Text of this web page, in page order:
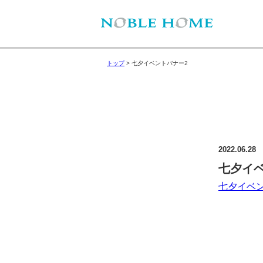
トップ> 七夕イベントバナー2
2022.06.28
七夕イ
七夕イベ